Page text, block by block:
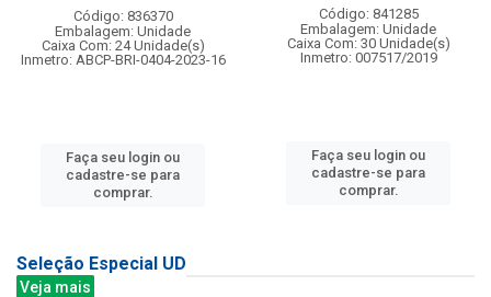
Código: 836370
Embalagem: Unidade
Caixa Com: 24 Unidade(s)
Inmetro: ABCP-BRI-0404-2023-16
Faça seu login ou
cadastre-se para
comprar.
Código: 841285
Embalagem: Unidade
Caixa Com: 30 Unidade(s)
Inmetro: 007517/2019
Faça seu login ou
cadastre-se para
comprar.
Seleção Especial UD
Veja mais